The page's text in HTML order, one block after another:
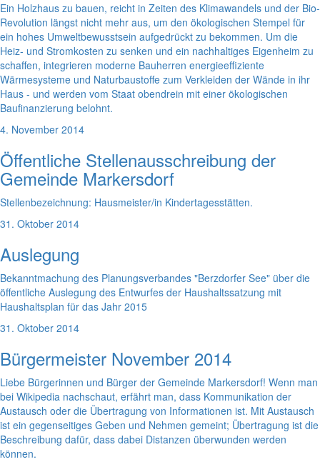
Ein Holzhaus zu bauen, reicht in Zeiten des Klimawandels und der Bio-
Revolution längst nicht mehr aus, um den ökologischen Stempel für
ein hohes Umweltbewusstsein aufgedrückt zu bekommen. Um die
Heiz- und Stromkosten zu senken und ein nachhaltiges Eigenheim zu
schaffen, integrieren moderne Bauherren energieeffiziente
Wärmesysteme und Naturbaustoffe zum Verkleiden der Wände in ihr
Haus - und werden vom Staat obendrein mit einer ökologischen
Baufinanzierung belohnt.
4. November 2014
Öffentliche Stellenausschreibung der
Gemeinde Markersdorf
Stellenbezeichnung: Hausmeister/in Kindertagesstätten.
31. Oktober 2014
Auslegung
Bekanntmachung des Planungsverbandes "Berzdorfer See" über die
öffentliche Auslegung des Entwurfes der Haushaltssatzung mit
Haushaltsplan für das Jahr 2015
31. Oktober 2014
Bürgermeister November 2014
Liebe Bürgerinnen und Bürger der Gemeinde Markersdorf! Wenn man
bei Wikipedia nachschaut, erfährt man, dass Kommunikation der
Austausch oder die Übertragung von Informationen ist. Mit Austausch
ist ein gegenseitiges Geben und Nehmen gemeint; Übertragung ist die
Beschreibung dafür, dass dabei Distanzen überwunden werden
können.